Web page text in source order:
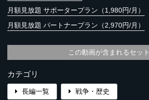
月額見放題 サポータープラン（1,980円/月）
月額見放題 パートナープラン（2,970円/月）
この動画が含まれるセット
カテゴリ
長編一覧 戦争・歴史